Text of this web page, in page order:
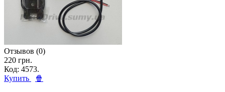
Отзывов (0)
220 грн.
Код: 4573.
Купить
🍿